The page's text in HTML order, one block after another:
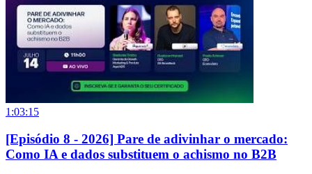
1:03:15
[Episódio 8 - 2026] Pare de adivinhar o mercado:
Como IA e dados substituem o achismo no B2B